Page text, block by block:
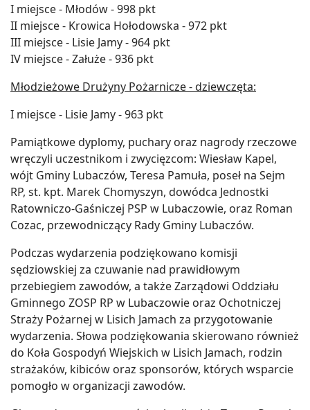
I miejsce - Młodów - 998 pkt
II miejsce - Krowica Hołodowska - 972 pkt
III miejsce - Lisie Jamy - 964 pkt
IV miejsce - Załuże - 936 pkt
Młodzieżowe Drużyny Pożarnicze - dziewczęta:
I miejsce - Lisie Jamy - 963 pkt
Pamiątkowe dyplomy, puchary oraz nagrody rzeczowe
wręczyli uczestnikom i zwycięzcom: Wiesław Kapel,
wójt Gminy Lubaczów, Teresa Pamuła, poseł na Sejm
RP, st. kpt. Marek Chomyszyn, dowódca Jednostki
Ratowniczo-Gaśniczej PSP w Lubaczowie, oraz Roman
Cozac, przewodniczący Rady Gminy Lubaczów.
Podczas wydarzenia podziękowano komisji
sędziowskiej za czuwanie nad prawidłowym
przebiegiem zawodów, a także Zarządowi Oddziału
Gminnego ZOSP RP w Lubaczowie oraz Ochotniczej
Straży Pożarnej w Lisich Jamach za przygotowanie
wydarzenia. Słowa podziękowania skierowano również
do Koła Gospodyń Wiejskich w Lisich Jamach, rodzin
strażaków, kibiców oraz sponsorów, których wsparcie
pomogło w organizacji zawodów.